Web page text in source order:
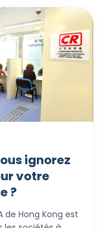
sur 7 ans
offshore,
de réunions »
de transfert.
ignorez
votre
?
de Hong Kong est